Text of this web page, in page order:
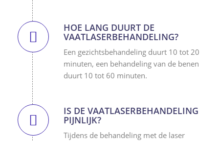
HOE LANG DUURT DE
VAATLASERBEHANDELING?
Een gezichtsbehandeling duurt 10 tot 20
minuten, een behandeling van de benen
duurt 10 tot 60 minuten.
IS DE VAATLASERBEHANDELING
PIJNLIJK?
Tijdens de behandeling met de laser